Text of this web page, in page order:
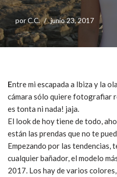
porC.C. junio 23, 2017
Entre mi escapada a Ibiza y la
cámara sólo quiere fotografiar
es tonta ni nada! jaja.
El look de hoy tiene de todo,
están las prendas que no te
Empezando por las tendencias,
cualquier bañador, el modelo
2017. Los hay de varios